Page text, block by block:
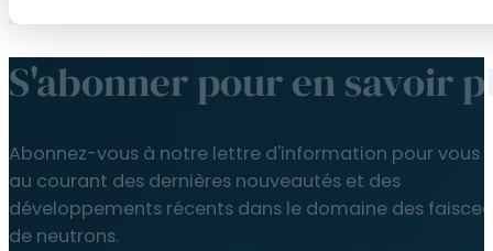
S'abonner pour en savoir
Abonnez-vous à notre lettre d'information pour vous
au courant des dernières nouveautés et des
développements récents dans le domaine des
de neutrons.